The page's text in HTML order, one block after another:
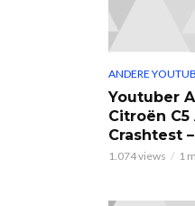
ANDERE
Youtuber
Citroën C5
Crashtest –
1.074 views 1